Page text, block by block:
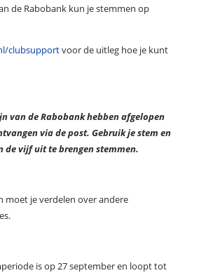
de Rabobank kun je stemmen op
clubsupportvoor de uitleg hoe je kunt
van de Rabobank hebben afgelopen
via de post. Gebruik je stem en
de vijf uit te brengen stemmen.
moet je verdelen over andere
is op 27 september en loopt tot